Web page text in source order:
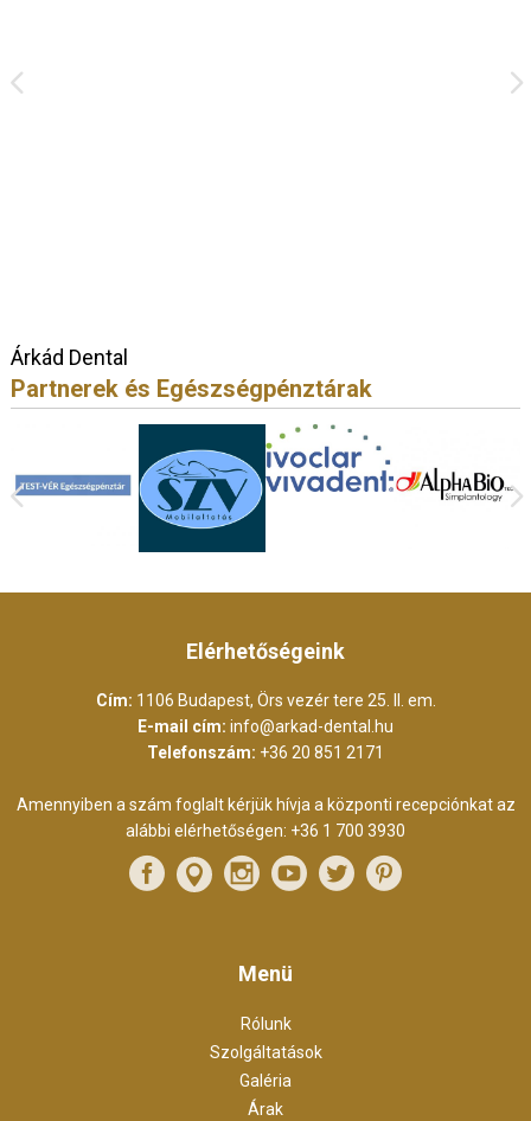
Árkád Dental
Partnerek és Egészségpénztárak
Elérhetőségeink
Cím: 1106 Budapest, Örs vezér tere 25. II. em.
E-mail cím: info@arkad-dental.hu
Telefonszám: +36 20 851 2171
Amennyiben a szám foglalt kérjük hívja a központi recepciónkat az
alábbi elérhetőségen: +36 1 700 3930
Menü
Rólunk
Szolgáltatások
Galéria
Árak